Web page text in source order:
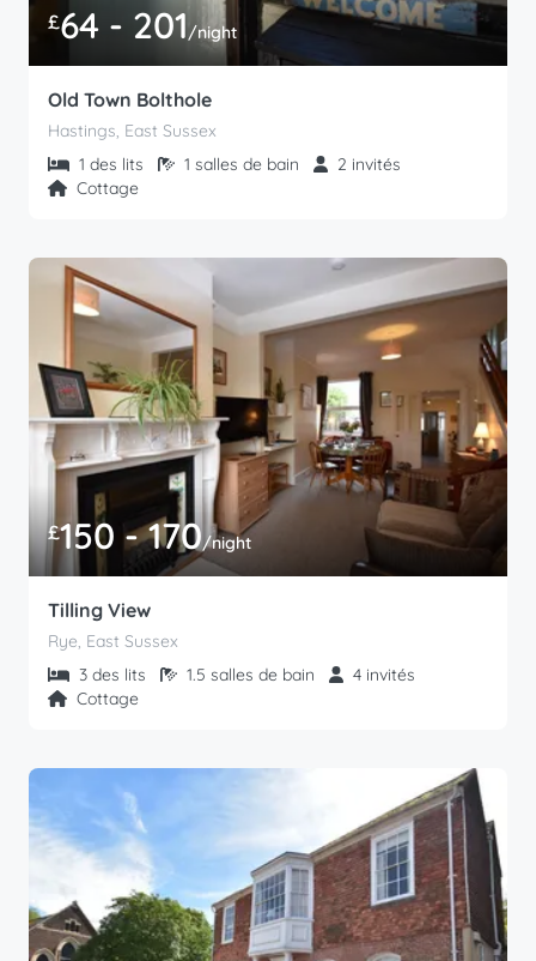
£64 - 201/night
Old Town Bolthole
Hastings, East Sussex
1 des lits
1 salles de bain
2 invités
Cottage
£150 - 170/night
Tilling View
Rye, East Sussex
3 des lits
1.5 salles de bain
4 invités
Cottage